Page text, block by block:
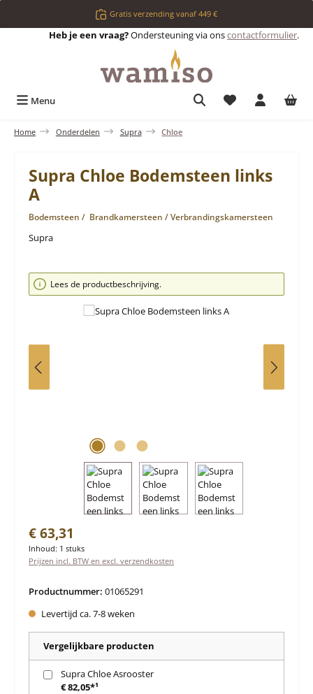
Ga naar de hoofdinhoudGratis verzending vanaf 449 €
Heb je een vraag?Ondersteuning via onscontactformulier.
Menu Je hebt 0 items
Home Onderdelen Supra Chloe
Supra Chloe Bodemsteen links
A
Bodemsteen / Brandkamersteen / Verbrandingskamersteen
Supra
Afbeeldingengalerij overslaan
Lees de productbeschrijving.
Normale prijs:
€ 63,31
Inhoud: 1 stuks
Prijzen incl. BTW en excl. verzendkosten
Productnummer: 01065291
Levertijd ca. 7-8 weken
Vergelijkbare producten
Supra Chloe Asrooster
€ 82,05*¹